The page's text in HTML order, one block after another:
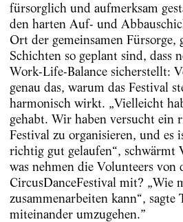
fürsorglich und aufmerksam
den harten Auf- und
Ort der gemeinsamen Fürsorge,
Schichten so geplant sind, dass
Work-Life-Balance sicherstellt:
genau das, warum das Festival
harmonisch wirkt. „Vielleicht
gehabt. Wir haben versucht ein
Festival zu organisieren, und es
richtig gut gelaufen“, schwärmt
was nehmen die Volunteers von
CircusDanceFestival mit? „Wie
zusammenarbeiten kann“, sagte
miteinander umzugehen.”